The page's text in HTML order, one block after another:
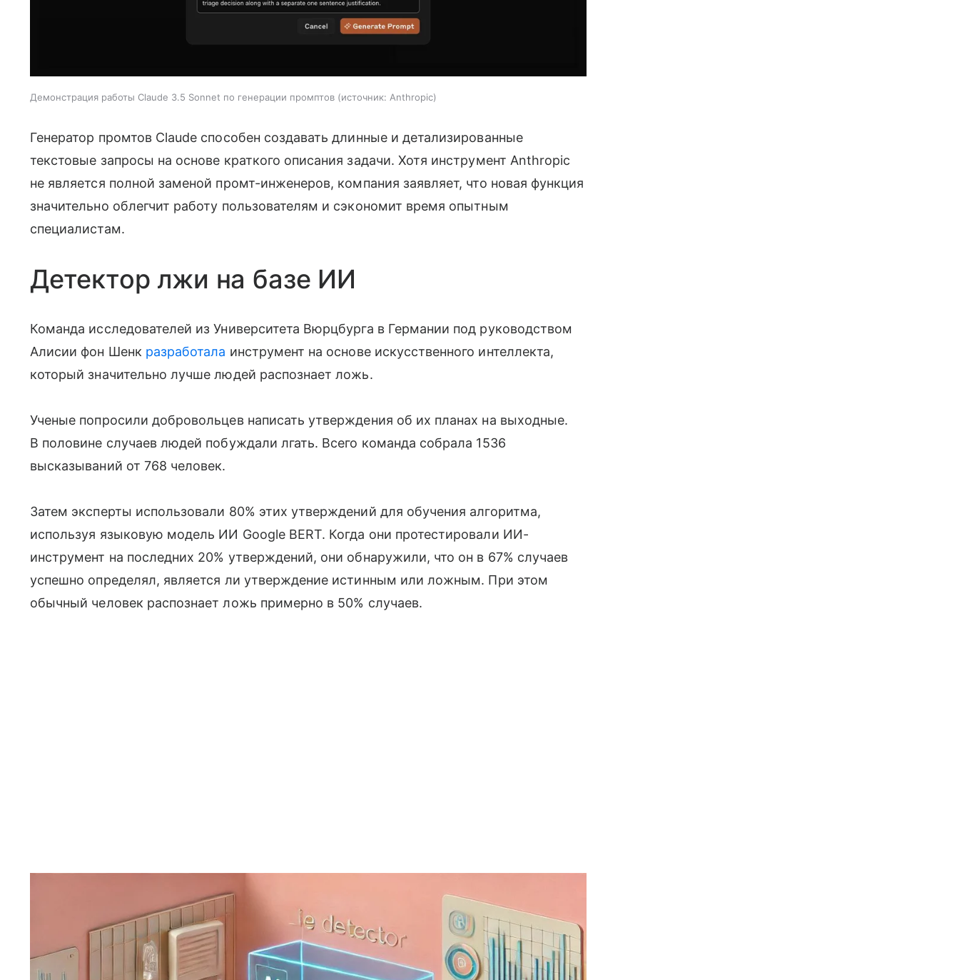
Демонстрация работы Claude 3.5 Sonnet по генерации промптов источник: Anthropic
Генератор промтов Claude способен создавать длинные и детализированные
текстовые запросы на основе краткого описания задачи. Хотя инструмент Anthropic
не является полной заменой промт-инженеров, компания заявляет, что новая функция
значительно облегчит работу пользователям и сэкономит время опытным
специалистам.
Детектор лжи на базе ИИ
Команда исследователей из Университета Вюрцбурга в Германии под руководством
Алисии фон Шенк разработала инструмент на основе искусственного интеллекта,
который значительно лучше людей распознает ложь.
Ученые попросили добровольцев написать утверждения об их планах на выходные.
В половине случаев людей побуждали лгать. Всего команда собрала 1536
высказываний от 768 человек.
Затем эксперты использовали 80% этих утверждений для обучения алгоритма,
используя языковую модель ИИ Google BERT. Когда они протестировали ИИ-
инструмент на последних 20% утверждений, они обнаружили, что он в 67% случаев
успешно определял, является ли утверждение истинным или ложным. При этом
обычный человек распознает ложь примерно в 50% случаев.